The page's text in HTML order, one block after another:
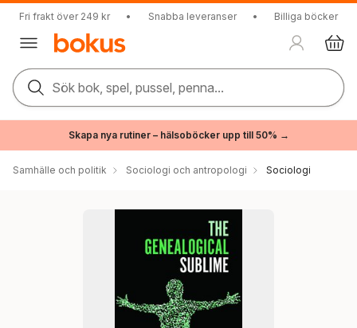
Fri frakt över 249 kr • Snabba leveranser • Billiga böcker
Sök bok, spel, pussel, penna...
Skapa nya rutiner – hälsoböcker upp till 50% →
Samhälle och politik Sociologi och antropologi Sociologi